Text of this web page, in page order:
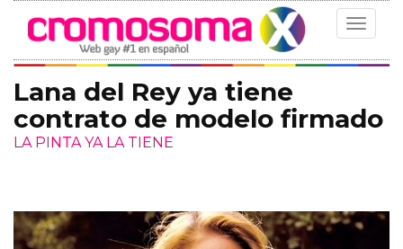
Toggle
Lana del Rey ya tiene
contrato de modelo firmado
LA PINTA YA LA TIENE